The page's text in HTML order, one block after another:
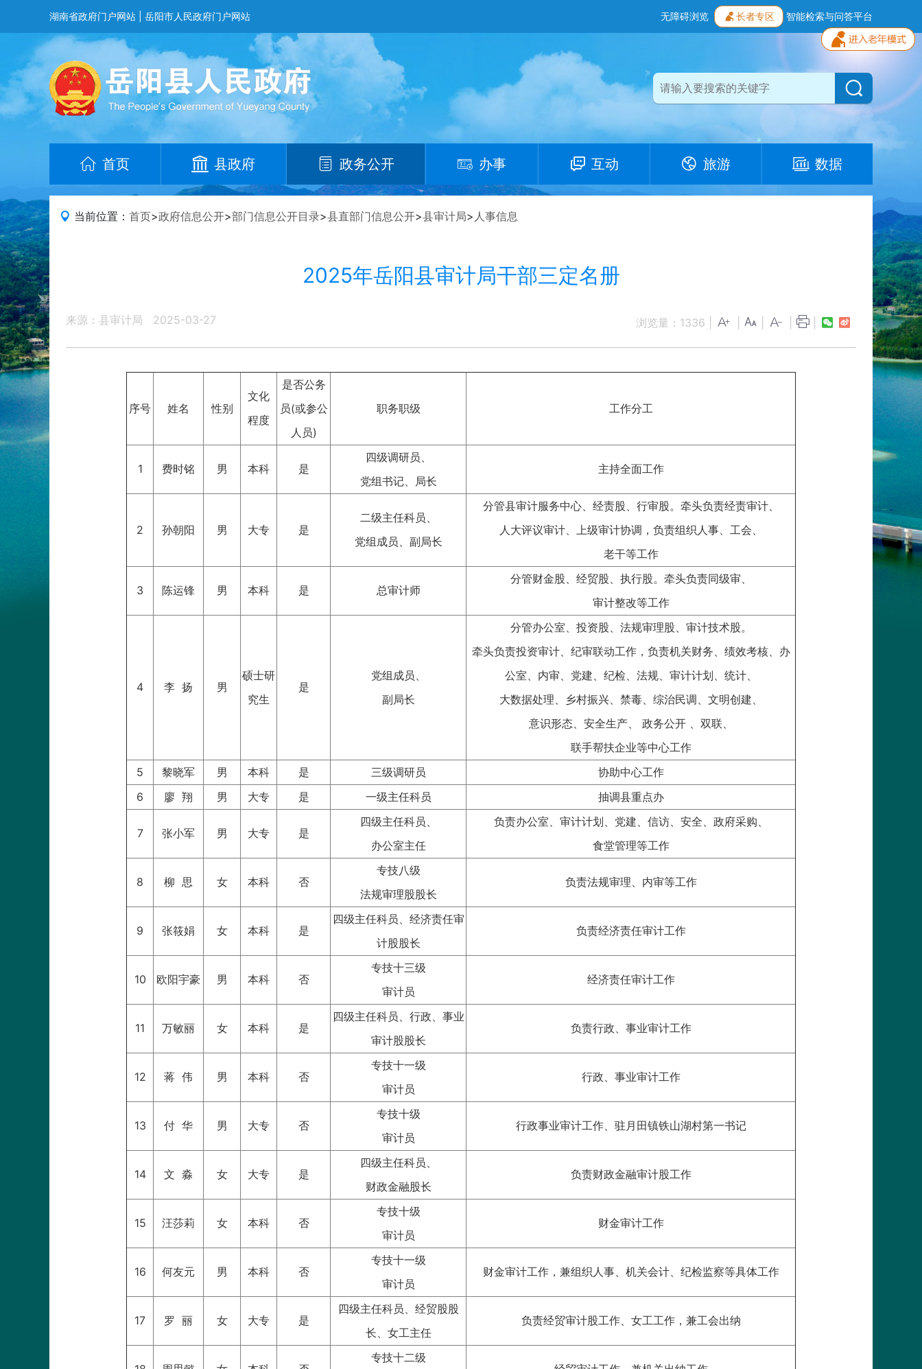
湖南省政府门户网站 岳阳市人民政府门户网站 无障碍浏览 长者专区 智能检索与问答平台
首页 县政府 政务公开 办事 互动 旅游 数据
当前位置： 首页>政府信息公开>部门信息公开目录>县直部门信息公开>县审计局> 人事信息
2025年岳阳县审计局干部三定名册
来源：县审计局 2025-03-27 浏览量： 1336
序号 姓名 性别
文化
程度
是否公务
员(或参公
人员)
职务职级 工作分工
1 费时铭 男 本科 是
四级调研员、
党组书记、局长
主持全面工作
2 孙朝阳 男 大专 是
二级主任科员、
党组成员、副局长
分管县审计服务中心、经责股、行审股。牵头负责经责审计、
人大评议审计、上级审计协调，负责组织人事、工会、
老干等工作
3 陈运锋 男 本科 是 总审计师
分管财金股、经贸股、执行股。牵头负责同级审、
审计整改等工作
4 李 扬 男
硕士研
究生
是
党组成员、
副局长
分管办公室、投资股、法规审理股、审计技术股。
牵头负责投资审计、纪审联动工作，负责机关财务、绩效考核、办
公室、内审、党建、纪检、法规、审计计划、统计、
大数据处理、乡村振兴、禁毒、综治民调、文明创建、
意识形态、安全生产、 政务公开 、双联、
联手帮扶企业等中心工作
5
黎晓军 男 本科 是 三级调研员
协助中心工作
6
廖 翔 男 大专 是 一级主任科员 抽调县重点办
7 张小军 男 大专 是
四级主任科员、
办公室主任
负责办公室、审计计划、党建、信访、安全、政府采购、
食堂管理等工作
8 柳 思 女 本科 否
专技八级
法规审理股股长
负责法规审理、内审等工作
9 张筱娟 女 本科 是
四级主任科员、经济责任审
计股股长
负责经济责任审计工作
10 欧阳宇豪 男 本科 否
专技十三级
审计员
经济责任审计工作
11 万敏丽 女 本科 是
四级主任科员、行政、事业
审计股股长
负责行政、事业审计工作
12 蒋 伟 男 本科 否
专技十一级
审计员
行政、事业审计工作
13 付 华 男 大专 否
专技十级
审计员
行政事业审计工作、驻月田镇铁山湖村第一书记
14 文 淼 女 大专 是
四级主任科员、
财政金融股长
负责财政金融审计股工作
15 汪莎莉 女 本科 否
专技十级
审计员
财金审计工作
16 何友元 男 本科 否
专技十一级
审计员
财金审计工作，兼组织人事、机关会计、纪检监察等具体工作
17 罗 丽 女 大专 是
四级主任科员、经贸股股
长、女工主任
负责经贸审计股工作、女工工作，兼工会出纳
专技十二级